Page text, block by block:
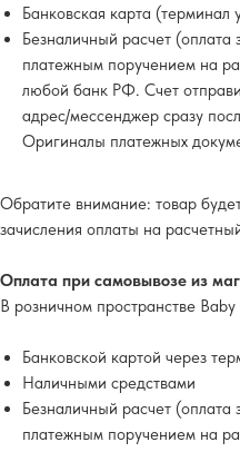
Банковская карта (терминал
Безналичный расчет (оплата
платежным поручением на
любой банк РФ. Счет
адрес/мессенджер сразу
Оригиналы платежных
Обратите внимание: товар
зачисления оплаты на
Оплата при самовывозе из
В розничном пространстве
Банковской картой через
Наличными средствами
Безналичный расчет (оплата
платежным поручением на